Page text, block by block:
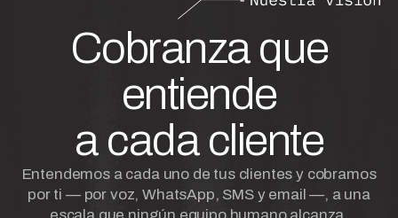
Cobranza que
entiende
a cada cliente
Entendemos a cada uno de tus clientes y cobramos
por ti — por voz, WhatsApp, SMS y email —, a una